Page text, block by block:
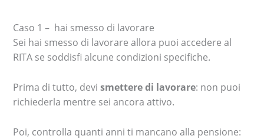
Caso 1 – hai smesso di lavorare
Sei hai smesso di lavorare allora puoi accedere al
RITA se soddisfi alcune condizioni specifiche.
Prima di tutto, devismettere di lavorare: non puoi
richiederla mentre sei ancora attivo.
Poi, controlla quanti anni ti mancano alla pensione: